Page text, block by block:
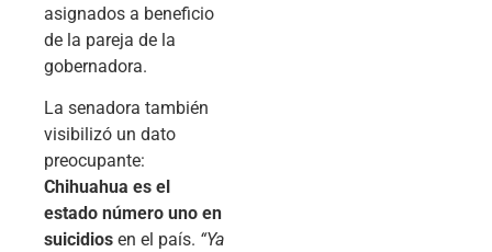
asignados a beneficio
de la pareja de la
gobernadora.
La senadora también
visibilizó un dato
preocupante:
Chihuahua es el
estado número uno en
suicidios en el país. “Ya